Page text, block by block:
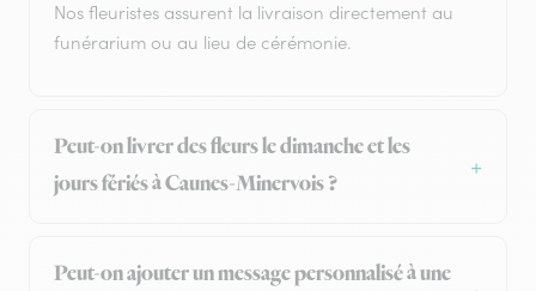
Nos fleuristes assurent la livraison directement au
funérarium ou au lieu de cérémonie.
Peut-on livrer des fleurs le dimanche et les
jours fériés à Caunes-Minervois ?
Peut-on ajouter un message personnalisé à une